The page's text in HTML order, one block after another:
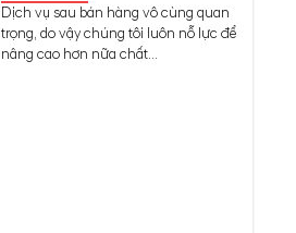
Dịch vụ sau bán hàng vô cùng quan
trọng, do vậy chúng tôi luôn nỗ lực để
nâng cao hơn nữa chất...